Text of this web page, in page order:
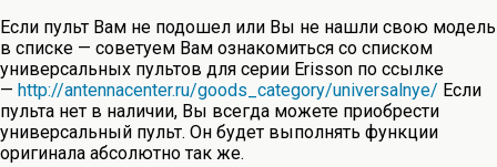
Если пульт Вам не подошел или Вы не нашли свою модель
в списке — советуем Вам ознакомиться со списком
универсальных пультов для серии Erisson по ссылке
— http://antennacenter.ru/goods_category/universalnye/ Если
пульта нет в наличии, Вы всегда можете приобрести
универсальный пульт. Он будет выполнять функции
оригинала абсолютно так же.